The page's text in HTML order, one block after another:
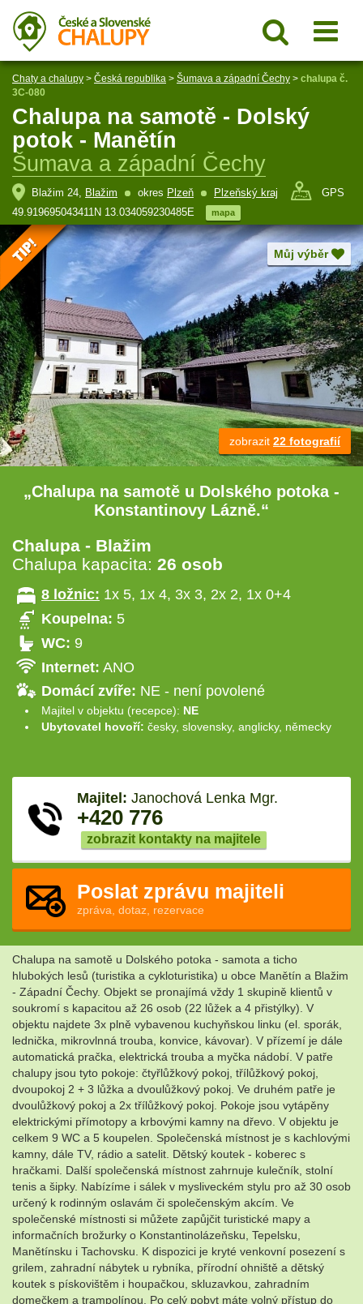
Chaty a chalupy > Česká republika > Šumava a západní Čechy > chalupa č.
3C-080
Chalupa na samotě - Dolský
potok - Manětín
Šumava a západní Čechy
Blažim 24, Blažim okres Plzeň Plzeňský kraj
GPS
49.919695043411N 13.034059230485E
mapa
Můj výběr
zobrazit 22 fotografií
„Chalupa na samotě u Dolského potoka -
Konstantinovy Lázně.“
Chalupa - Blažim
Chalupa kapacita: 26 osob
8 ložnic: 1x 5, 1x 4, 3x 3, 2x 2, 1x 0+4
Koupelna: 5
WC: 9
Internet: ANO
Domácí zvíře: NE - není povolené
Majitel v objektu (recepce): NE
Ubytovatel hovoří: česky, slovensky, anglicky, německy
Majitel: Janochová Lenka Mgr.
+420 776
zobrazit kontakty na majitele
Poslat zprávu majiteli
zpráva, dotaz, rezervace
Chalupa na samotě u Dolského potoka - samota a ticho
hlubokých lesů (turistika a cykloturistika) u obce Manětín a Blažim
- Západní Čechy. Objekt se pronajímá vždy 1 skupině klientů v
soukromí s kapacitou až 26 osob (22 lůžek a 4 přistýlky). V
objektu najdete 3x plně vybavenou kuchyňskou linku (el. sporák,
lednička, mikrovlnná trouba, konvice, kávovar). V přízemí je dále
automatická pračka, elektrická trouba a myčka nádobí. V patře
chalupy jsou tyto pokoje: čtyřlůžkový pokoj, třílůžkový pokoj,
dvoupokoj 2 + 3 lůžka a dvoulůžkový pokoj. Ve druhém patře je
dvoulůžkový pokoj a 2x třílůžkový pokoj. Pokoje jsou vytápěny
elektrickými přímotopy a krbovými kamny na dřevo. V objektu je
celkem 9 WC a 5 koupelen. Společenská místnost je s kachlovými
kamny, dále TV, rádio a satelit. Dětský koutek - koberec s
hračkami. Další společenská místnost zahrnuje kulečník, stolní
tenis a šipky. Nabízíme i sálek v mysliveckém stylu pro až 30 osob
určený k rodinným oslavám či společenským akcím. Ve
společenské místnosti si můžete zapůjčit turistické mapy a
informačních brožurky o Konstantinolázeňsku, Tepelsku,
Manětínsku i Tachovsku. K dispozici je kryté venkovní posezení s
grilem, zahradní nábytek u rybníka, přírodní ohniště a dětský
koutek s pískovištěm i houpačkou, skluzavkou, zahradním
domečkem a trampolínou. Po celý pobyt máte volný přístup do